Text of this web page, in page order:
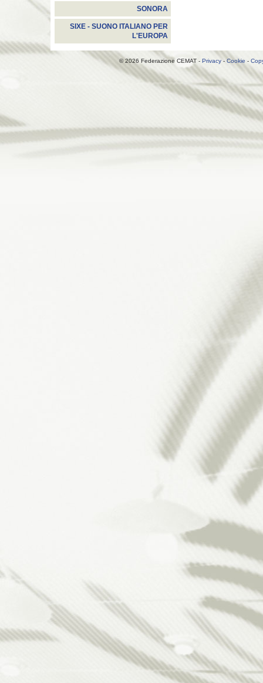
SONORA
SIXE - SUONO ITALIANO PER
L'EUROPA
© 2026 Federazione CEMAT - Privacy -Cookie -